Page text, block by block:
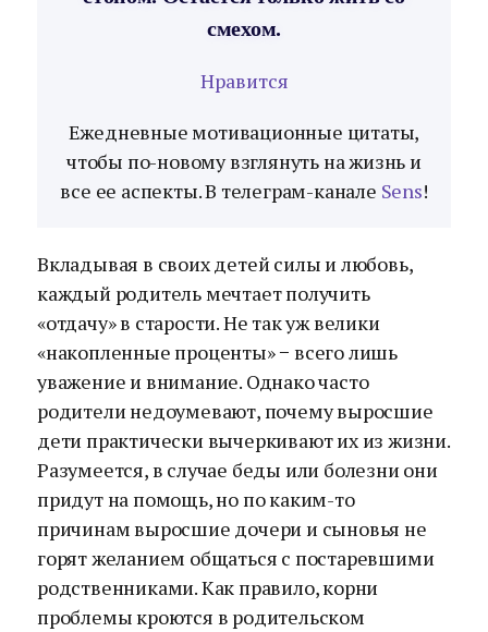
смехом.
Нравится
Ежедневные мотивационные цитаты,
чтобы по-новому взглянуть на жизнь и
все ее аспекты. В телеграм-канале Sens!
Вкладывая в своих детей силы и любовь,
каждый родитель мечтает получить
«отдачу» в старости. Не так уж велики
«накопленные проценты» − всего лишь
уважение и внимание. Однако часто
родители недоумевают, почему выросшие
дети практически вычеркивают их из жизни.
Разумеется, в случае беды или болезни они
придут на помощь, но по каким-то
причинам выросшие дочери и сыновья не
горят желанием общаться с постаревшими
родственниками. Как правило, корни
проблемы кроются в родительском